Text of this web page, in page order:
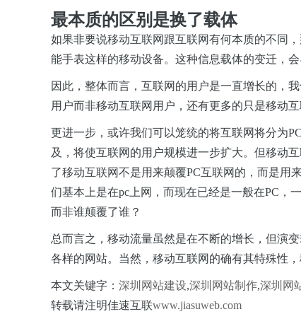
最本质的区别是换了载体
如果非要说移动互联网跟互联网有何本质的不同
能手表这样的移动设备。这种信息载体的变迁，
因此，整体而言，互联网的用户是一直增长的，
用户而非移动互联网用户，还有更多的只是移动互
更进一步，或许我们可以笼统的将互联网将分为
及，将使互联网的用户规模进一步扩大。但移动
了移动互联网不是用来颠覆PC互联网的，而是用
们基本上是在pc上网，而现在已经是一般在PC，
而非谁颠覆了谁？
总而言之，移动流量虽然是在不断的增长，但演
各样的网站。当然，移动互联网的确有其特殊性
本文关键字： 深圳网站建设,深圳网站制作,深圳网
转载请注明佳速互联www.jiasuweb.com